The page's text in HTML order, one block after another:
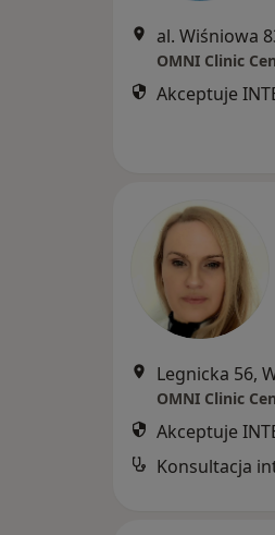
al. Wiśniowa
OMNI Clinic
Akceptuje
Legnicka 56,
OMNI Clinic
Akceptuje
Konsultacja